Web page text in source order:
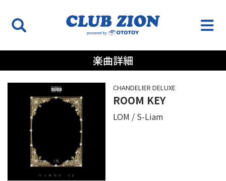
楽曲詳細
CHANDELIER DELUXE
ROOM KEY
LOM S-Liam